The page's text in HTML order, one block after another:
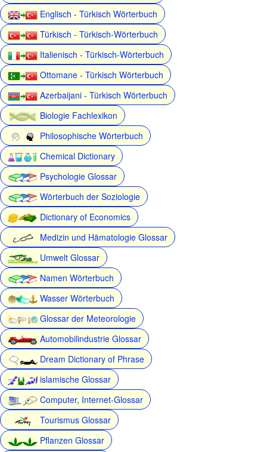
Englisch - Türkisch Wörterbuch
Türkisch - Türkisch-Wörterbuch
Italienisch - Türkisch-Wörterbuch
Ottomane - Türkisch Wörterbuch
Azerbaijani - Türkisch Wörterbuch
Biologie Fachlexikon
Philosophische Wörterbuch
Chemical Dictionary
Psychologie Glossar
Wörterbuch der Soziologie
Dictionary of Economics
Medizin und Hämatologie Glossar
Umwelt Glossar
Namen Wörterbuch
Wasser Wörterbuch
Glossar der Meteorologie
Automobilindustrie Glossar
Dream Dictionary of Phrase
islamische Glossar
Computer, Internet-Glossar
Tourismus Glossar
Pflanzen Glossar